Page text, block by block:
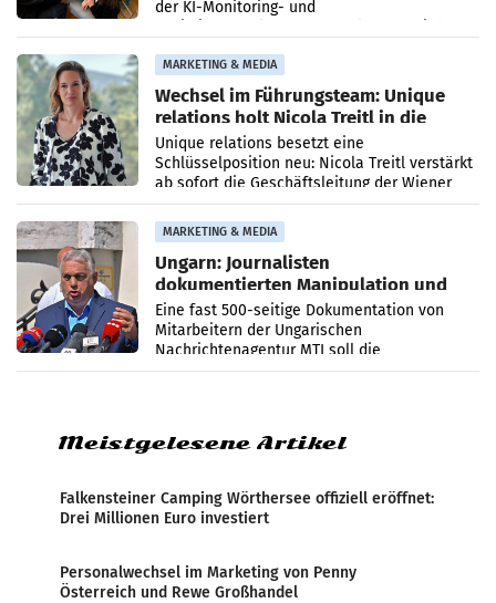
der KI-Monitoring- und
MARKETING & MEDIA
Wechsel im Führungsteam: Unique
relations holt Nicola Treitl in die
Geschäftsleitung
Unique relations besetzt eine
Schlüsselposition neu: Nicola Treitl verstärkt
ab sofort die Geschäftsleitung der Wiener
PR-Agentur an der Seite von Josef Kalina und
Anna Kalina-Mahr.
MARKETING & MEDIA
Ungarn: Journalisten
dokumentierten Manipulation und
Zensur
Eine fast 500-seitige Dokumentation von
Mitarbeitern der Ungarischen
Nachrichtenagentur MTI soll die
systematische Nachrichten-Manipulation und
Meistgelesene Artikel
Falkensteiner Camping Wörthersee offiziell eröffnet:
Drei Millionen Euro investiert
Personalwechsel im Marketing von Penny
Österreich und Rewe Großhandel